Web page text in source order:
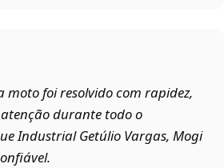
moto foi resolvido com rapidez,
durante todo o
Industrial Getúlio Vargas, Mogi